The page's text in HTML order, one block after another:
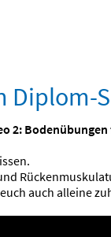
2:
auch alleine